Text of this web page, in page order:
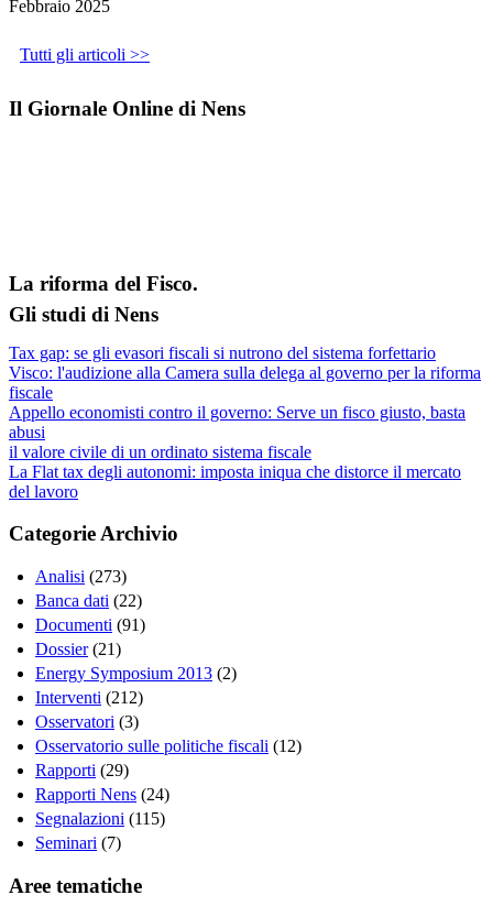
Febbraio 2025
Tutti gli articoli >>
Il Giornale Online di Nens
La riforma del Fisco.
Gli studi di Nens
Tax gap: se gli evasori fiscali si nutrono del sistema forfettario
Visco: l'audizione alla Camera sulla delega al governo per la riforma
fiscale
Appello economisti contro il governo: Serve un fisco giusto, basta
abusi
il valore civile di un ordinato sistema fiscale
La Flat tax degli autonomi: imposta iniqua che distorce il mercato
del lavoro
Categorie Archivio
Analisi (273)
Banca dati (22)
Documenti (91)
Dossier (21)
Energy Symposium 2013 (2)
Interventi (212)
Osservatori (3)
Osservatorio sulle politiche fiscali (12)
Rapporti (29)
Rapporti Nens (24)
Segnalazioni (115)
Seminari (7)
Aree tematiche